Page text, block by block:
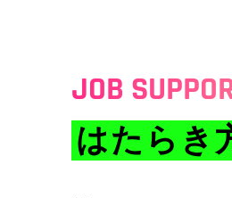
JOB
はたらき